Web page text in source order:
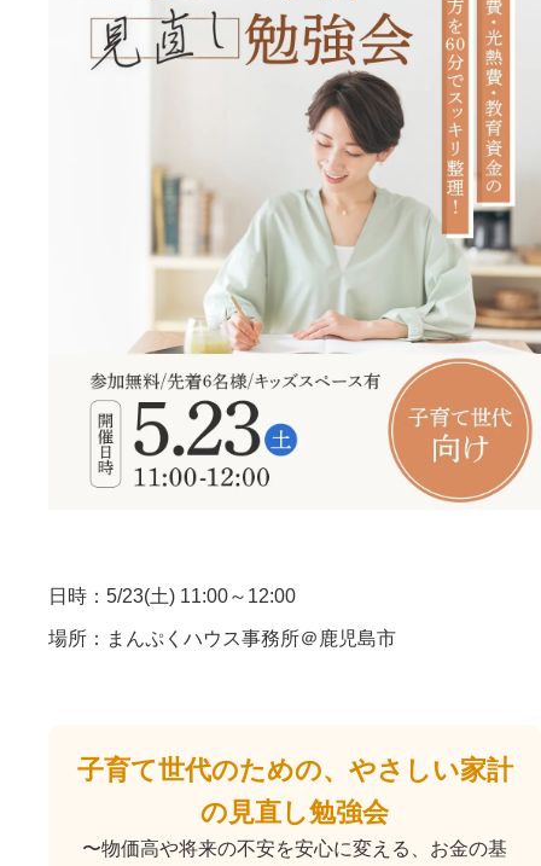
日時：5/23(土) 11:00～12:00
場所：まんぷくハウス事務所＠鹿児島市
子育て世代のための、やさしい家計
の見直し勉強会
〜物価高や将来の不安を安心に変える、お金の基